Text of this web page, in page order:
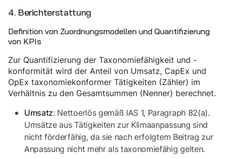
4. Berichterstattung
Definition von Zuordnungsmodellen und Quantifizierung
von KPIs
Zur Quantifizierung der Taxonomiefähigkeit und -
konformität wird der Anteil von Umsatz, CapEx und
OpEx taxonomiekonformer Tätigkeiten (Zähler) im
Verhältnis zu den Gesamtsummen (Nenner) berechnet.
Umsatz: Nettoerlös gemäß IAS 1, Paragraph 82(a).
Umsätze aus Tätigkeiten zur Klimaanpassung sind
nicht förderfähig, da sie nach erfolgtem Beitrag zur
Anpassung nicht mehr als taxonomiefähig gelten.